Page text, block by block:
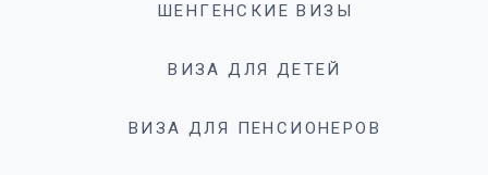
ШЕНГЕНСКИЕ ВИЗЫ
ВИЗА ДЛЯ ДЕТЕЙ
ВИЗА ДЛЯ ПЕНСИОНЕРОВ